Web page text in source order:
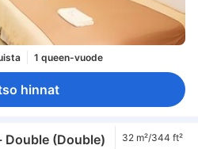
1 queen-vuode
hinnat
Double (Double) 32 m²/344 ft²